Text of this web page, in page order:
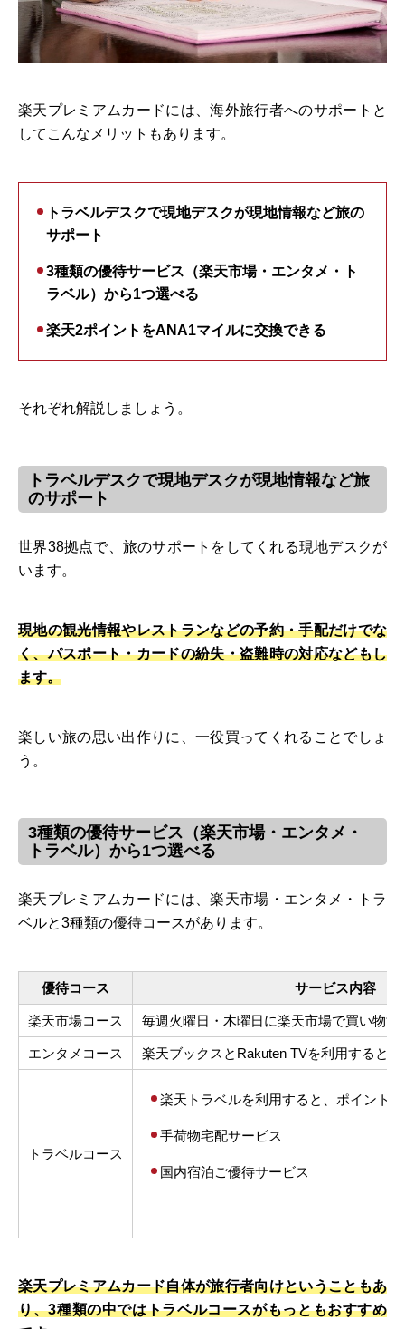
楽天プレミアムカードには、海外旅行者へのサポートと
してこんなメリットもあります。
トラベルデスクで現地デスクが現地情報など旅の
サポート
3種類の優待サービス（楽天市場・エンタメ・ト
ラベル）から1つ選べる
楽天2ポイントをANA1マイルに交換できる
それぞれ解説しましょう。
トラベルデスクで現地デスクが現地情報など旅
のサポート
世界38拠点で、旅のサポートをしてくれる現地デスクが
います。
現地の観光情報やレストランなどの予約・手配だけでな
く、パスポート・カードの紛失・盗難時の対応などもし
ます。
楽しい旅の思い出作りに、一役買ってくれることでしょ
う。
3種類の優待サービス（楽天市場・エンタメ・
トラベル）から1つ選べる
楽天プレミアムカードには、楽天市場・エンタメ・トラ
ベルと3種類の優待コースがあります。
優待コース サービス内容
楽天市場コース 毎週火曜日・木曜日に楽天市場で買い物す
エンタメコース 楽天ブックスとRakuten TVを利用すると
トラベルコース
楽天トラベルを利用すると、ポイント1
手荷物宅配サービス
国内宿泊ご優待サービス
楽天プレミアムカード自体が旅行者向けということもあ
り、3種類の中ではトラベルコースがもっともおすすめ